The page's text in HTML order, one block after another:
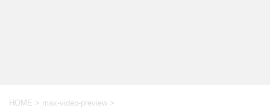
HOME > max-video-preview >